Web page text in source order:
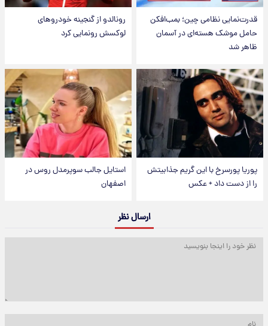
قدرت‌نمایی نظامی چین؛ بمب‌افکن
حامل موشک هسته‌ای در آسمان
ظاهر شد
رونالدو از گنجینه خودروهای
لوکسش رونمایی کرد
پوریا پورسرخ با این گریم جذابیتش
را از دست داد + عکس
استایل جالب سوپرمدل روس در
اصفهان
ارسال نظر